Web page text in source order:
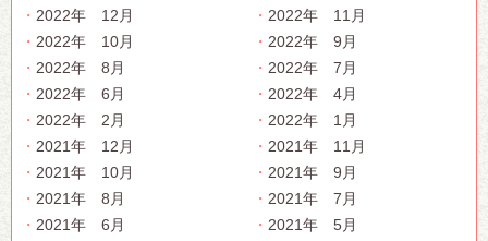
2022年 12月
2022年 11月
2022年 10月
2022年 9月
2022年 8月
2022年 7月
2022年 6月
2022年 4月
2022年 2月
2022年 1月
2021年 12月
2021年 11月
2021年 10月
2021年 9月
2021年 8月
2021年 7月
2021年 6月
2021年 5月